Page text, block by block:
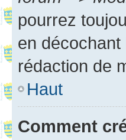
pourrez
en décochant
rédaction de
Haut
Comment